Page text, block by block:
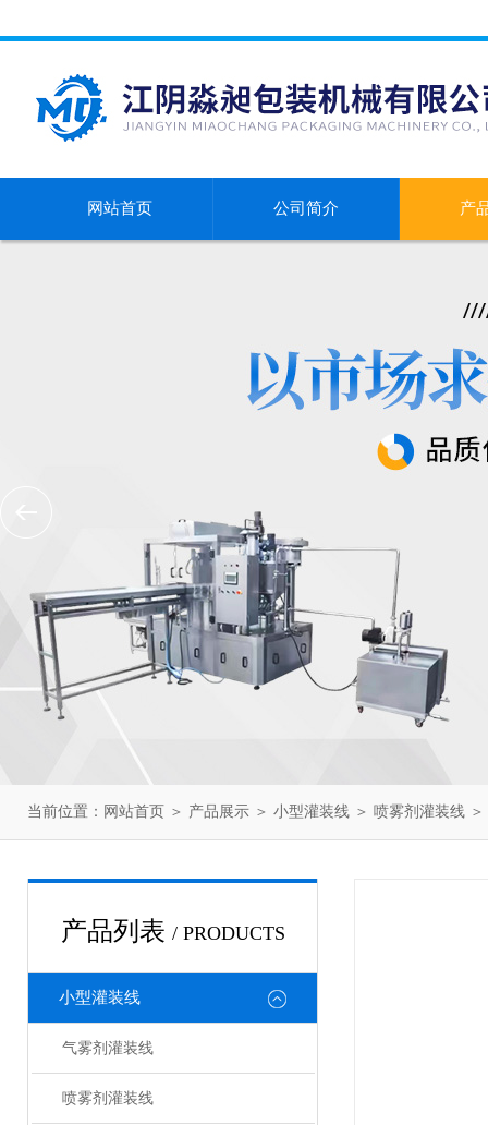
网站首页 公司简介 产
当前位置： 网站首页 ＞ 产品展示 ＞ 小型灌装线 ＞ 喷雾剂灌装线
产品列表 / PRODUCTS
小型灌装线
气雾剂灌装线
喷雾剂灌装线